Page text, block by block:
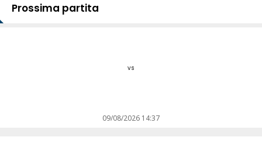
Prossima partita
vs
09/08/2026 14:37